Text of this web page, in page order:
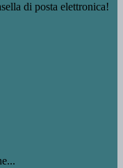
di posta elettronica!